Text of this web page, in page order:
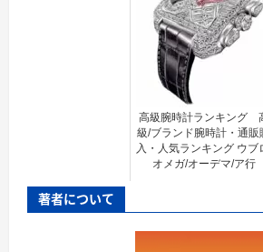
高級腕時計ランキング
級/ブランド腕時計・通販
入・人気ランキング ウブ
オメガ/オーデマ/ア行
著者について